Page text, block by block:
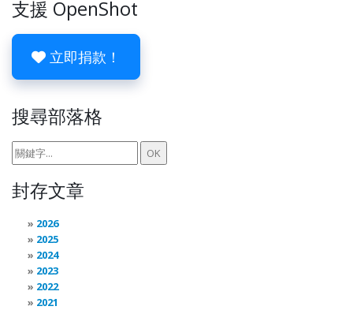
支援 OpenShot
立即捐款！
搜尋部落格
封存文章
2026
2025
2024
2023
2022
2021